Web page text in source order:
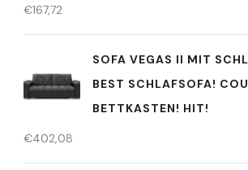
€167,72
SOFA VEGAS II MIT
BEST SCHLAFSOFA!
BETTKASTEN! HIT!
€402,08